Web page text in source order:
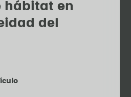
hábitat en
del